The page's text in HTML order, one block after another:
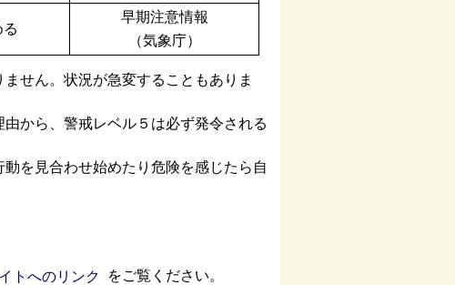
早期注意情報
（気象庁）
せん。状況が急変することもありま
から、警戒レベル５は必ず発令される
を見合わせ始めたり危険を感じたら自
をご覧ください。